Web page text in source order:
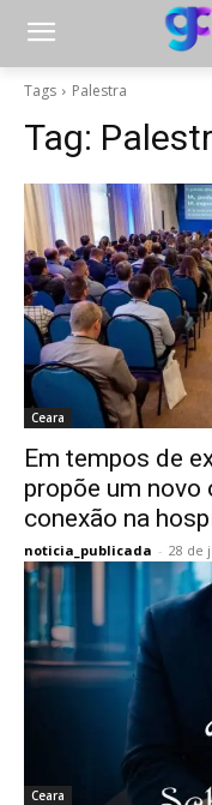
Tags Palestra
Tag:
Ceara
Em tempos de
propõe um novo
conexão na
noticia_publicada - 28 de
Ceara